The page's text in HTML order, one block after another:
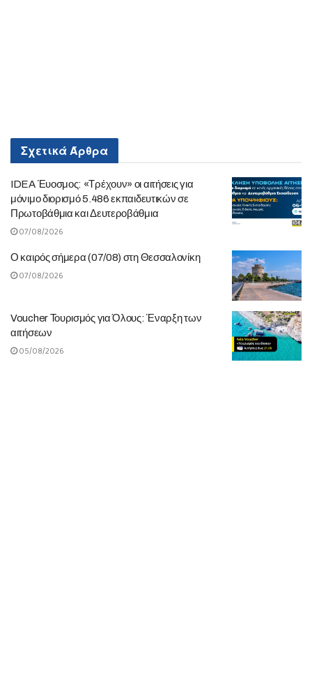
ΣχετικάΆρθρα
IDEA Έυοσμος: «Τρέχουν» οι αιτήσεις για
μόνιμο διορισμό 5.486 εκπαιδευτικών σε
Πρωτοβάθμια και Δευτεροβάθμια
07/08/2026
Ο καιρός σήμερα (07/08) στη Θεσσαλονίκη
07/08/2026
Voucher Τουρισμός για Όλους: Έναρξη των
αιτήσεων
05/08/2026